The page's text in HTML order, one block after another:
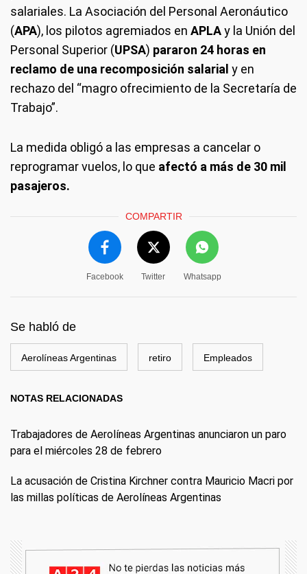
salariales. La Asociación del Personal Aeronáutico
(APA), los pilotos agremiados en APLAy la Unión del
Personal Superior (UPSA) pararon 24 horas en
reclamo de una recomposición salarial y en
rechazo del “magro ofrecimiento de la Secretaría de
Trabajo”.
La medida obligó a las empresas a cancelar o
reprogramar vuelos, lo que afectó a más de 30 mil
pasajeros.
COMPARTIR
Facebook Twitter Whatsapp
Se habló de
Aerolíneas Argentinas retiro Empleados
NOTAS RELACIONADAS
Trabajadores de Aerolíneas Argentinas anunciaron un paro
para el miércoles 28 de febrero
La acusación de Cristina Kirchner contra Mauricio Macri por
las millas políticas de Aerolíneas Argentinas